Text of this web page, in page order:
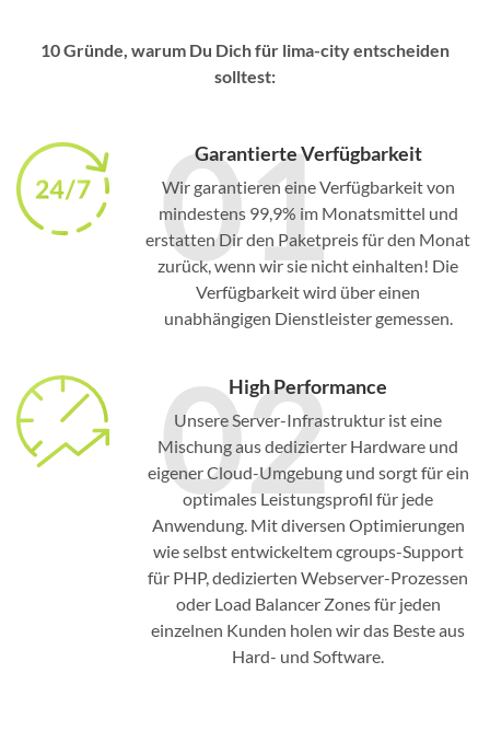
10 Gründe, warum Du Dich für lima-city entscheiden
solltest:
01
Garantierte Verfügbarkeit
Wir garantieren eine Verfügbarkeit von
mindestens 99,9% im Monatsmittel und
erstatten Dir den Paketpreis für den Monat
zurück, wenn wir sie nicht einhalten! Die
Verfügbarkeit wird über einen
unabhängigen Dienstleister gemessen.
02
High Performance
Unsere Server-Infrastruktur ist eine
Mischung aus dedizierter Hardware und
eigener Cloud-Umgebung und sorgt für ein
optimales Leistungsprofil für jede
Anwendung. Mit diversen Optimierungen
wie selbst entwickeltem cgroups-Support
für PHP, dedizierten Webserver-Prozessen
oder Load Balancer Zones für jeden
einzelnen Kunden holen wir das Beste aus
Hard- und Software.